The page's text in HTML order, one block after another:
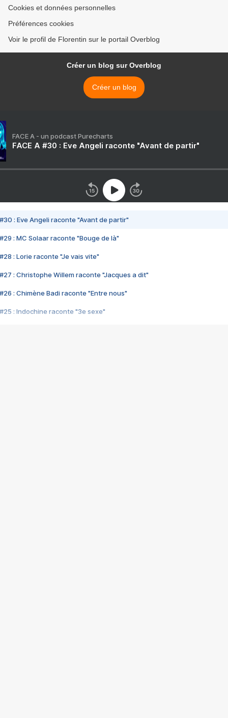
Cookies et données personnelles
Préférences cookies
Voir le profil de Florentin sur le portail Overblog
Créer un blog sur Overblog
Créer un blog
FACE A - un podcast Purecharts
FACE A #30 : Eve Angeli raconte "Avant de partir"
#30 : Eve Angeli raconte "Avant de partir"
#29 : MC Solaar raconte "Bouge de là"
#28 : Lorie raconte "Je vais vite"
#27 : Christophe Willem raconte "Jacques a dit"
#26 : Chimène Badi raconte "Entre nous"
#25 : Indochine raconte "3e sexe"